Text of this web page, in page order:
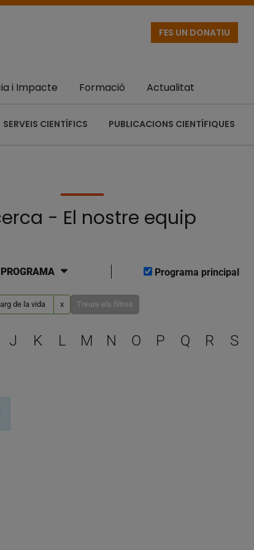
FES UN DONATIU
SERVEIS CIENTÍFICS PUBLICACIONS CIENTÍFIQUES
i Impacte Formació Actualitat
- El nostre equip
PROGRAMA Programa principal
de la vida x Treure els filtres
Escull una lletra per filtrar
J K L M N O P Q R S